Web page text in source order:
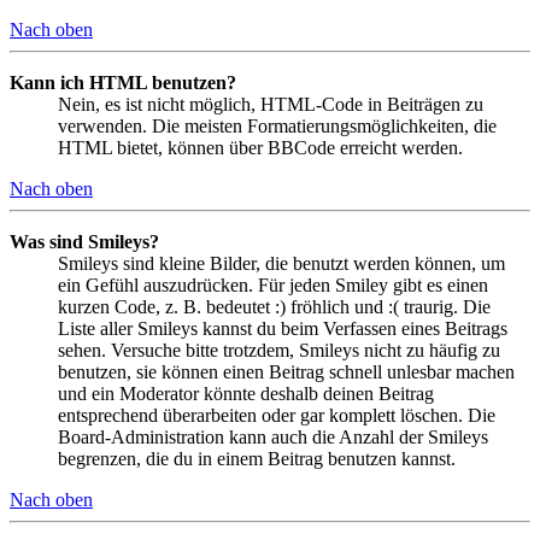
Nach oben
Kann ich HTML benutzen?
Nein, es ist nicht möglich, HTML-Code in Beiträgen zu
verwenden. Die meisten Formatierungsmöglichkeiten, die
HTML bietet, können über BBCode erreicht werden.
Nach oben
Was sind Smileys?
Smileys sind kleine Bilder, die benutzt werden können, um
ein Gefühl auszudrücken. Für jeden Smiley gibt es einen
kurzen Code, z. B. bedeutet :) fröhlich und :( traurig. Die
Liste aller Smileys kannst du beim Verfassen eines Beitrags
sehen. Versuche bitte trotzdem, Smileys nicht zu häufig zu
benutzen, sie können einen Beitrag schnell unlesbar machen
und ein Moderator könnte deshalb deinen Beitrag
entsprechend überarbeiten oder gar komplett löschen. Die
Board-Administration kann auch die Anzahl der Smileys
begrenzen, die du in einem Beitrag benutzen kannst.
Nach oben